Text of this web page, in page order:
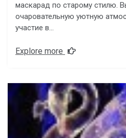
маскарад по старому стилю.
очаровательную уютную
участие в…
Explore more